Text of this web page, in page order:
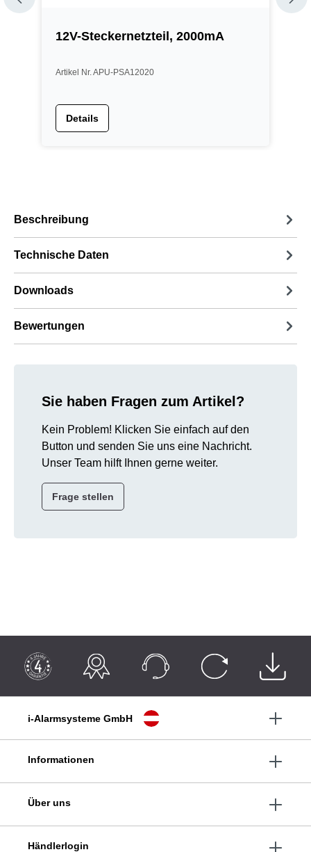
12V-Steckernetzteil, 2000mA
Artikel Nr. APU-PSA12020
Details
Beschreibung
Technische Daten
Downloads
Bewertungen
Sie haben Fragen zum Artikel?
Kein Problem! Klicken Sie einfach auf den
Button und senden Sie uns eine Nachricht.
Unser Team hilft Ihnen gerne weiter.
Frage stellen
i-Alarmsysteme GmbH
Informationen
Über uns
Händlerlogin